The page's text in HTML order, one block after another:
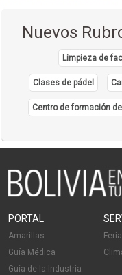
Nuevos
Limpieza de
Clases de pádel
Centro de formación
PORTAL
Amarillas
Guía Médica
Guía de la Industria